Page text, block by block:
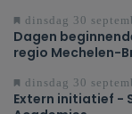
dinsdag 30
Dagen
regio Mechelen-
dinsdag 30
Extern initiatief -